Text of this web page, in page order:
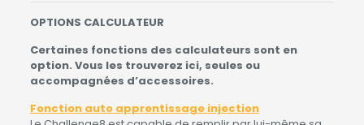
OPTIONS CALCULATEUR
Certaines fonctions des calculateurs sont en
option. Vous les trouverez ici, seules ou
accompagnées d’accessoires.
Fonction auto apprentissage injection